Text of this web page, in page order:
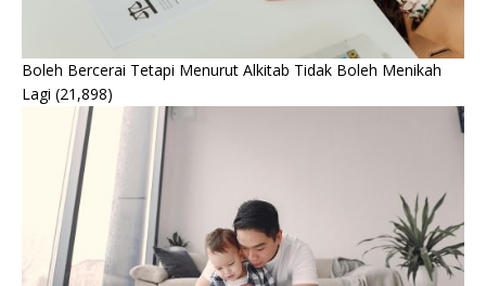
Boleh Bercerai Tetapi Menurut Alkitab Tidak Boleh Menikah
Lagi (21,898)